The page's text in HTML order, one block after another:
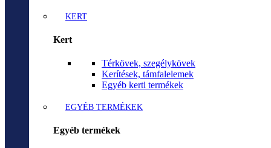
KERT
Kert
Térkövek, szegélykövek
Kerítések, támfalelemek
Egyéb kerti termékek
EGYÉB TERMÉKEK
Egyéb termékek